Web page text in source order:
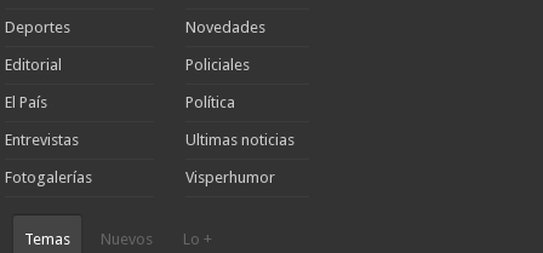
Deportes
Editorial
El País
Entrevistas
Fotogalerías
Novedades
Policiales
Política
Ultimas noticias
Visperhumor
Temas Nuevos Lo +